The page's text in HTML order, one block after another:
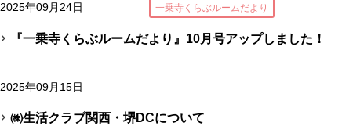
2025年09月24日 一乗寺くらぶルームだより
『一乗寺くらぶルームだより』10月号アップしました！
2025年09月15日
㈱生活クラブ関西・堺DCについて